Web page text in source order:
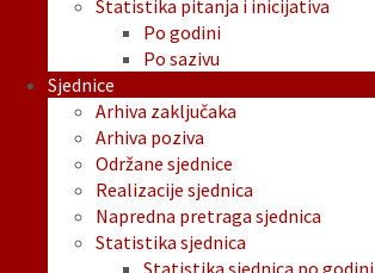
Statistika pitanja i inicijativa
Po godini
Po sazivu
Sjednice
Arhiva zaključaka
Arhiva poziva
Održane sjednice
Realizacije sjednica
Napredna pretraga sjednica
Statistika sjednica